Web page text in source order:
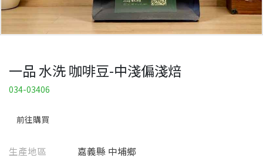
一品 水洗 咖啡豆-中淺偏淺焙
034-03406
前往購買
生產地區
嘉義縣 中埔鄉